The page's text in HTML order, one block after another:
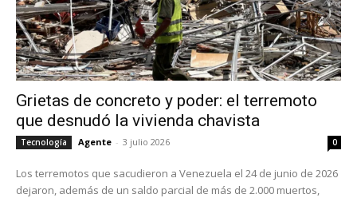
Grietas de concreto y poder: el terremoto
que desnudó la vivienda chavista
Tecnología Agente - 3 julio 2026 0
Los terremotos que sacudieron a Venezuela el 24 de junio de 2026
dejaron, además de un saldo parcial de más de 2.000 muertos,